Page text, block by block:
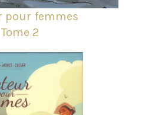
pour femmes
Tome 2